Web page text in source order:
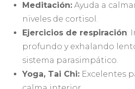
Meditación: Ayuda a
niveles de cortisol.
Ejercicios de respiración:
profundo y exhalando
sistema parasimpático.
Yoga, Tai Chi: Excelentes